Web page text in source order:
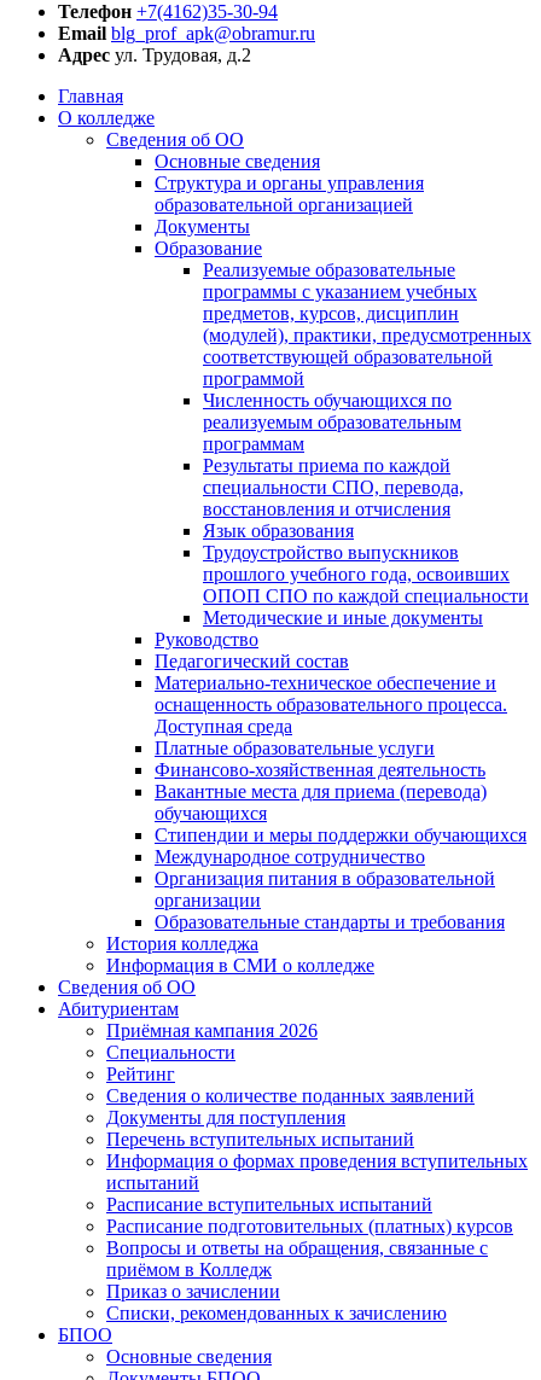
Телефон +7(4162)35-30-94
Email blg_prof_apk@obramur.ru
Адрес ул. Трудовая, д.2
Главная
О колледже
Сведения об ОО
Основные сведения
Структура и органы управления
образовательной организацией
Документы
Образование
Реализуемые образовательные
программы с указанием учебных
предметов, курсов, дисциплин
(модулей), практики, предусмотренных
соответствующей образовательной
программой
Численность обучающихся по
реализуемым образовательным
программам
Результаты приема по каждой
специальности СПО, перевода,
восстановления и отчисления
Язык образования
Трудоустройство выпускников
прошлого учебного года, освоивших
ОПОП СПО по каждой специальности
Методические и иные документы
Руководство
Педагогический состав
Материально-техническое обеспечение и
оснащенность образовательного процесса.
Доступная среда
Платные образовательные услуги
Финансово-хозяйственная деятельность
Вакантные места для приема (перевода)
обучающихся
Стипендии и меры поддержки обучающихся
Международное сотрудничество
Организация питания в образовательной
организации
Образовательные стандарты и требования
История колледжа
Информация в СМИ о колледже
Сведения об ОО
Абитуриентам
Приёмная кампания 2026
Специальности
Рейтинг
Сведения о количестве поданных заявлений
Документы для поступления
Перечень вступительных испытаний
Информация о формах проведения вступительных
испытаний
Расписание вступительных испытаний
Расписание подготовительных (платных) курсов
Вопросы и ответы на обращения, связанные с
приёмом в Колледж
Приказ о зачислении
Списки, рекомендованных к зачислению
БПОО
Основные сведения